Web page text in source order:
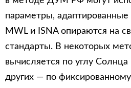
параметры, адаптированные
MWL и ISNA опираются на
стандарты. В некоторых
вычисляется по углу Солнца
других — по